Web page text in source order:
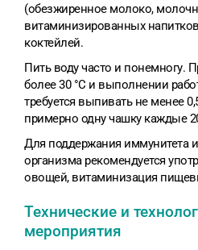
(обезжиренное молоко,
витаминизированных
коктейлей.
Пить воду часто и понемногу.
более 30 °C и выполнении
требуется выпивать не менее
примерно одну чашку каждые
Для поддержания иммунитета
организма рекомендуется
овощей, витаминизация
Технические и
мероприятия